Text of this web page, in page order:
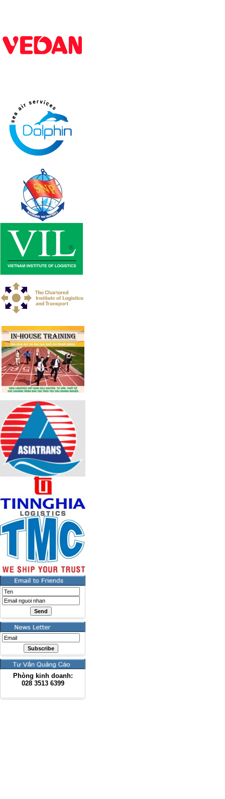
Phòng kinh doanh:
028 3513 6399